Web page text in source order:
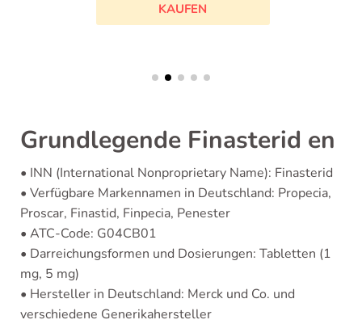
KAUFEN
Grundlegende Finasterid en
• INN (International Nonproprietary Name): Finasterid
• Verfügbare Markennamen in Deutschland: Propecia,
Proscar, Finastid, Finpecia, Penester
• ATC-Code: G04CB01
• Darreichungsformen und Dosierungen: Tabletten (1
mg, 5 mg)
• Hersteller in Deutschland: Merck und Co. und
verschiedene Generikahersteller